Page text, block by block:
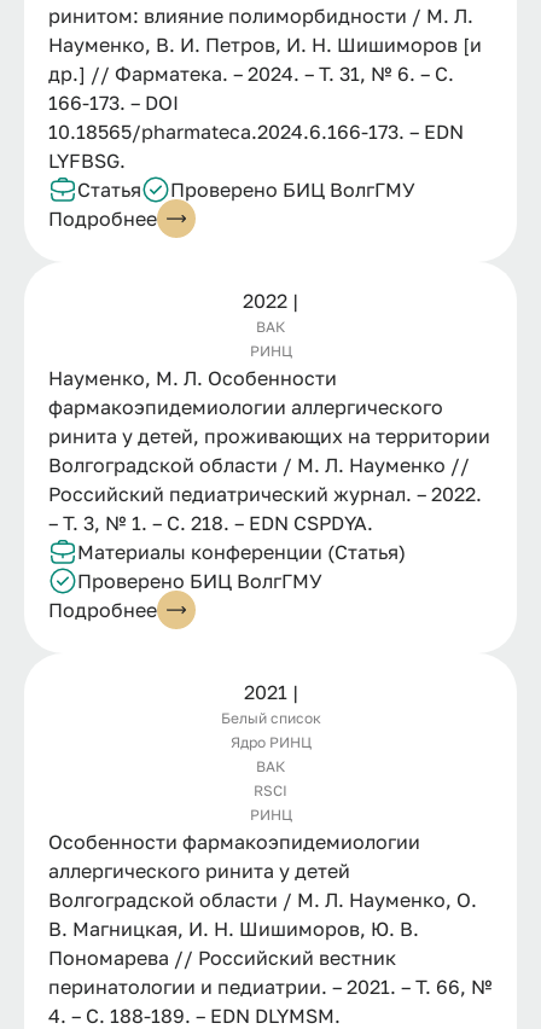
ринитом: влияние полиморбидности / М. Л.
Науменко, В. И. Петров, И. Н. Шишиморов [и
др.] // Фарматека. – 2024. – Т. 31, № 6. – С.
166-173. – DOI
10.18565/pharmateca.2024.6.166-173. – EDN
LYFBSG.
Статья
Проверено БИЦ ВолгГМУ
Подробнее
2022 |
ВАК
РИНЦ
Науменко, М. Л. Особенности
фармакоэпидемиологии аллергического
ринита у детей, проживающих на территории
Волгоградской области / М. Л. Науменко //
Российский педиатрический журнал. – 2022.
– Т. 3, № 1. – С. 218. – EDN CSPDYA.
Материалы конференции (Статья)
Проверено БИЦ ВолгГМУ
Подробнее
2021 |
Белый список
Ядро РИНЦ
ВАК
RSCI
РИНЦ
Особенности фармакоэпидемиологии
аллергического ринита у детей
Волгоградской области / М. Л. Науменко, О.
В. Магницкая, И. Н. Шишиморов, Ю. В.
Пономарева // Российский вестник
перинатологии и педиатрии. – 2021. – Т. 66, №
4. – С. 188-189. – EDN DLYMSM.